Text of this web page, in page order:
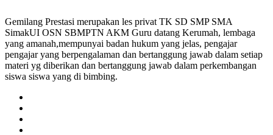
Gemilang Prestasi merupakan les privat TK SD SMP SMA
SimakUI OSN SBMPTN AKM Guru datang Kerumah, lembaga
yang amanah,mempunyai badan hukum yang jelas, pengajar
pengajar yang berpengalaman dan bertanggung jawab dalam setiap
materi yg diberikan dan bertanggung jawab dalam perkembangan
siswa siswa yang di bimbing.